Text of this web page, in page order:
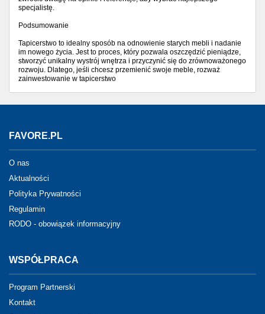
specjalistę.
Podsumowanie
Tapicerstwo to idealny sposób na odnowienie starych mebli i nadanie
im nowego życia. Jest to proces, który pozwala oszczędzić pieniądze,
stworzyć unikalny wystrój wnętrza i przyczynić się do zrównoważonego
rozwoju. Dlatego, jeśli chcesz przemienić swoje meble, rozważ
zainwestowanie w tapicerstwo
FAVORE.PL
O nas
Aktualności
Polityka Prywatności
Regulamin
RODO - obowiązek informacyjny
WSPÓŁPRACA
Program Partnerski
Kontakt